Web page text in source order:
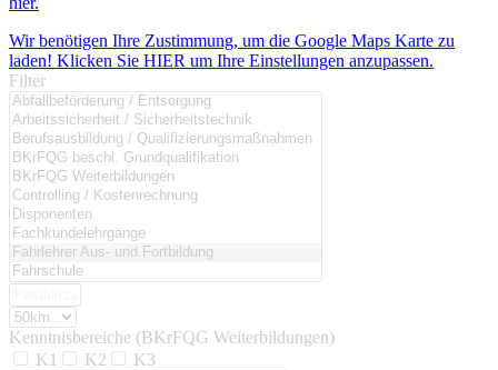
Wir benötigen Ihre Zustimmung, um die Google Maps Karte zu
laden! Klicken Sie HIER um Ihre Einstellungen anzupassen.
Filter
Kenntnisbereiche (BKrFQG Weiterbildungen)
K1
K2 K3